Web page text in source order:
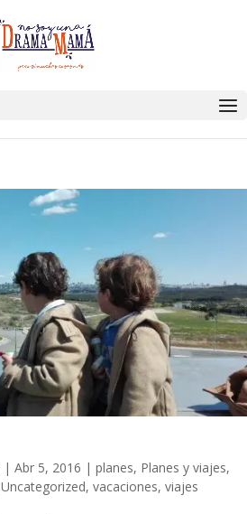
| Abr 5, 2016 | planes, Planes y viajes,
Uncategorized, vacaciones, viajes